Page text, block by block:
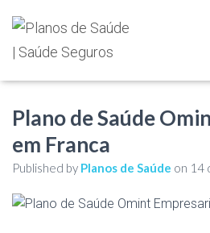
Plano de Saúde
em Franca
Published by Planos de Saúde on 14